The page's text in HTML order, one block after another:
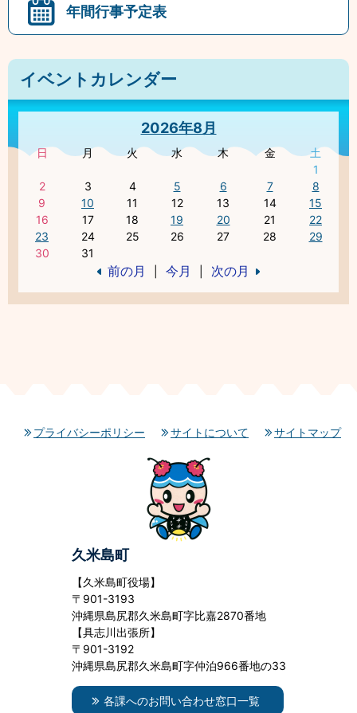
年間行事予定表
イベントカレンダー
2026年8月
日 月 火 水 木 金
土
1
2
3 4 5 6 7
8
9
10 11 12 13 14
15
16
17 18 19 20 21
22
23
24 25 26 27 28
29
30
31
前の月 今月 次の月
プライバシーポリシー サイトについて サイトマップ
久米島町
【久米島町役場】
〒901-3193
沖縄県島尻郡久米島町字比嘉2870番地
【具志川出張所】
〒901-3192
沖縄県島尻郡久米島町字仲泊966番地の33
各課へのお問い合わせ窓口一覧